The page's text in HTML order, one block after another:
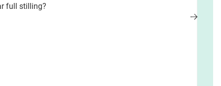
full stilling?